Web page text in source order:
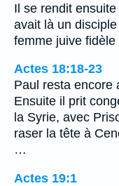
Il se rendit
avait là un
femme juive
Actes 18:18-23
Paul resta encore
Ensuite il prit
la Syrie, avec
raser la tête à
…
Actes 19:1